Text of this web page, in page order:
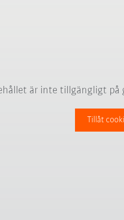
är inte tillgängligt på
Tillåt